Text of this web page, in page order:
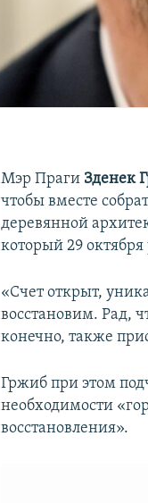
Мэр Праги Зденек
чтобы вместе
деревянной
который 29
«Счет открыт,
восстановим. Рад,
конечно, также
Гржиб при этом
необходимости
восстановления».